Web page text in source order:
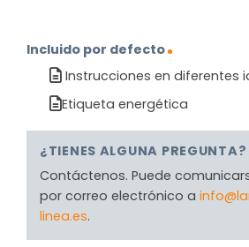
Incluido por defecto
Instrucciones en diferentes
Etiqueta energética
¿TIENES ALGUNA PREGUNTA?
Contáctenos. Puede
por correo electrónico a
linea.es.